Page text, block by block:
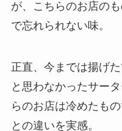
が、こちらのお店の
で忘れられない味。
正直、今までは揚げ
と思わなかったサー
らのお店は冷めたも
との違いを実感。